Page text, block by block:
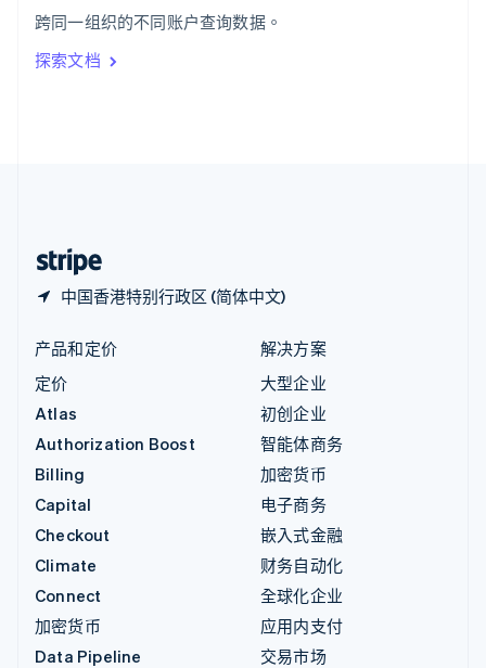
跨同一组织的不同账户查询数据。
探索文档
中国香港特别行政区 (简体中文)
ItalianoEnglish
印度
English
产品和定价
定价
Atlas
Authorization Boost
Billing
Capital
Checkout
Climate
Connect
加密货币
Data Pipeline
解决方案
大型企业
初创企业
智能体商务
加密货币
电子商务
嵌入式金融
财务自动化
全球化企业
应用内支付
交易市场